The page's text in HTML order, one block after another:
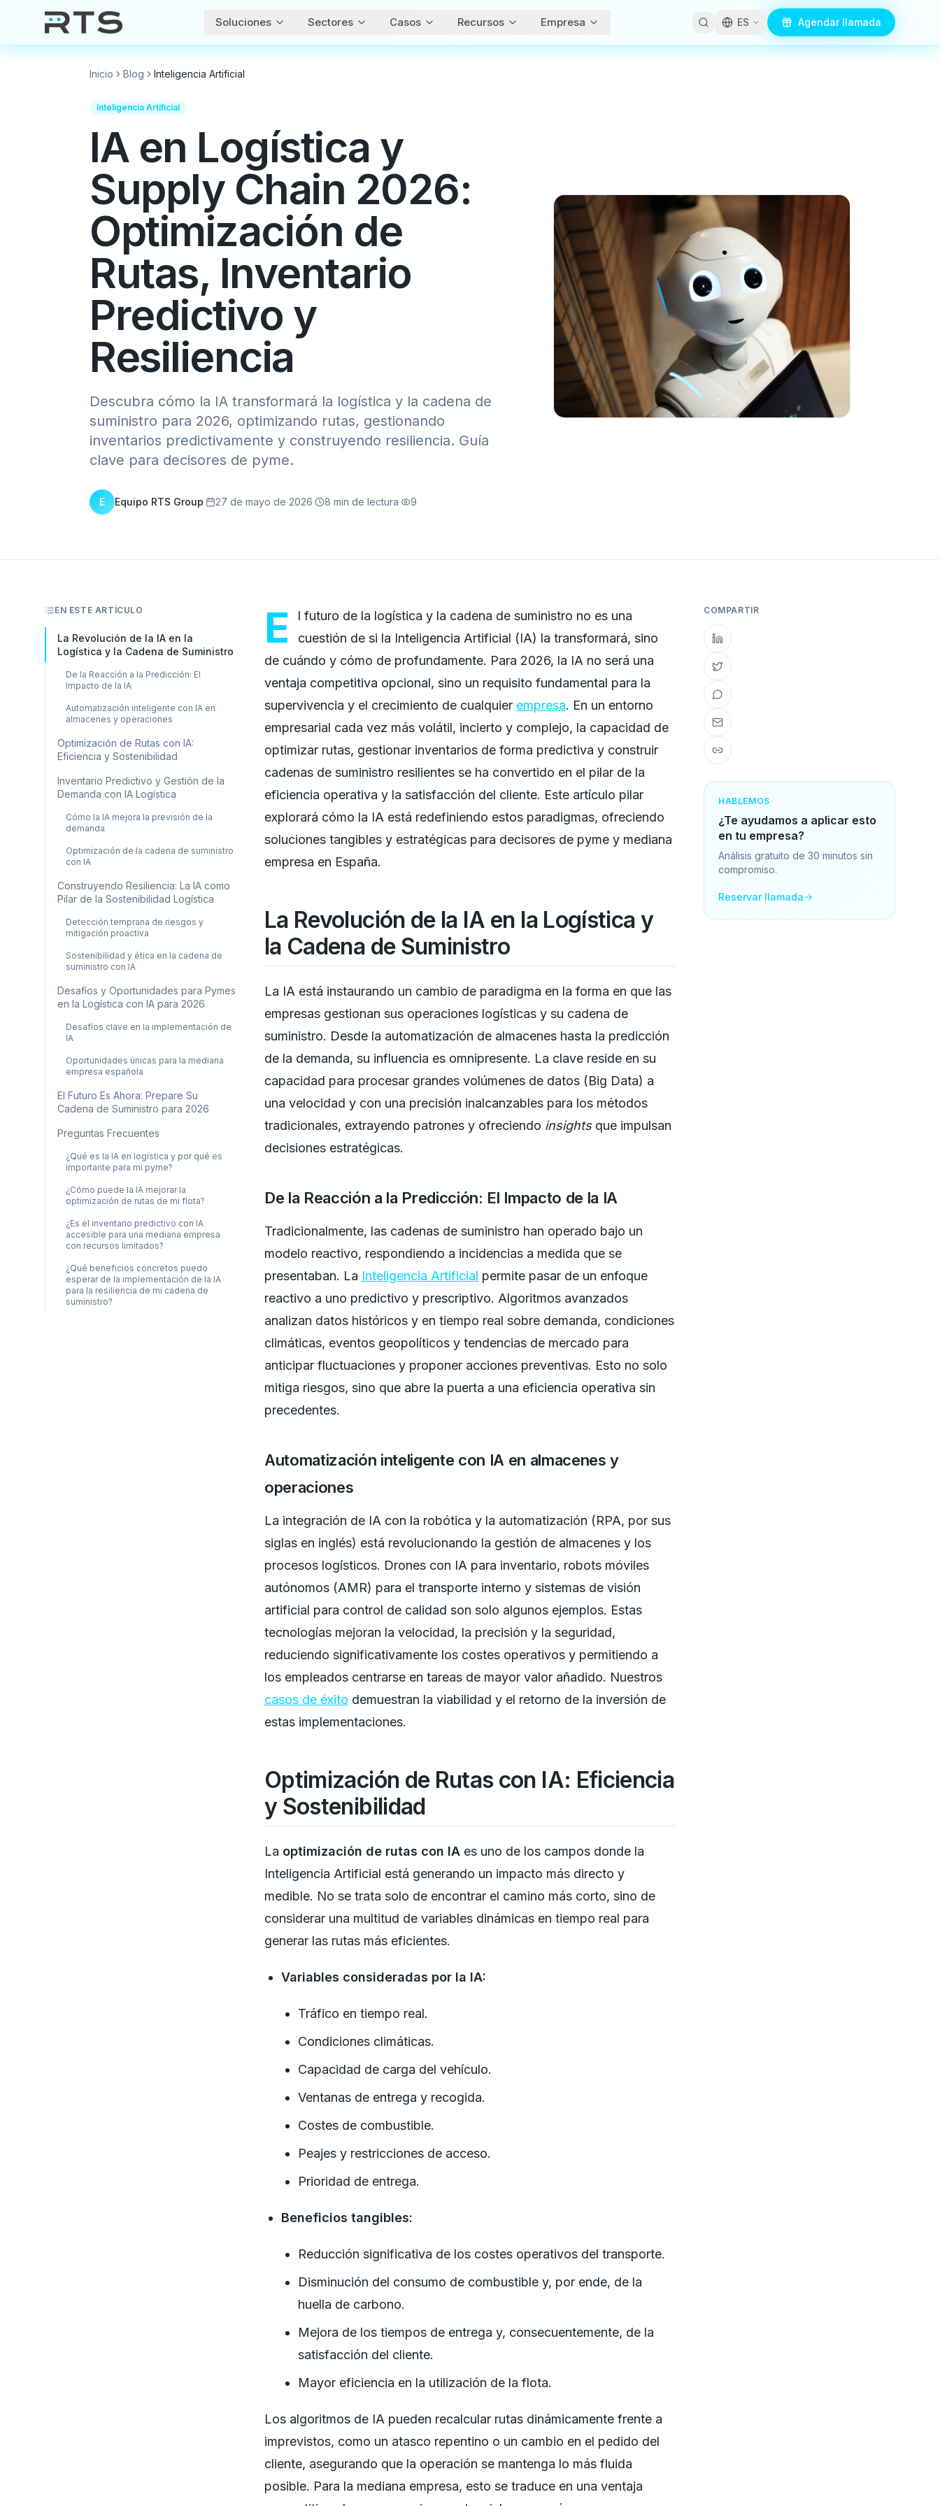
Soluciones Sectores Casos Recursos Empresa ES Agendar llamada
Inicio Blog Inteligencia Artificial
Inteligencia Artificial
IA en Logística y
Supply Chain 2026:
Optimización de
Rutas, Inventario
Predictivo y
Resiliencia
Descubra cómo la IA transformará la logística y la cadena de
suministro para 2026, optimizando rutas, gestionando
inventarios predictivamente y construyendo resiliencia. Guía
clave para decisores de pyme.
E Equipo RTS Group· 27 de mayo de 2026· 8 min de lectura· 9
EN ESTE ARTÍCULO
La Revolución de la IA en la
Logística y la Cadena de Suministro
De la Reacción a la Predicción: El
Impacto de la IA
Automatización inteligente con IA en
almacenes y operaciones
Optimización de Rutas con IA:
Eficiencia y Sostenibilidad
Inventario Predictivo y Gestión de la
Demanda con IA Logística
Cómo la IA mejora la previsión de la
demanda
Optimización de la cadena de suministro
con IA
Construyendo Resiliencia: La IA como
Pilar de la Sostenibilidad Logística
Detección temprana de riesgos y
mitigación proactiva
Sostenibilidad y ética en la cadena de
suministro con IA
Desafíos y Oportunidades para Pymes
en la Logística con IA para 2026
Desafíos clave en la implementación de
IA
Oportunidades únicas para la mediana
empresa española
El Futuro Es Ahora: Prepare Su
Cadena de Suministro para 2026
Preguntas Frecuentes
¿Qué es la IA en logística y por qué es
importante para mi pyme?
¿Cómo puede la IA mejorar la
optimización de rutas de mi flota?
¿Es el inventario predictivo con IA
accesible para una mediana empresa
con recursos limitados?
¿Qué beneficios concretos puedo
esperar de la implementación de la IA
para la resiliencia de mi cadena de
suministro?
E
l futuro de la logística y la cadena de suministro no es una
cuestión de si la Inteligencia Artificial (IA) la transformará, sino
de cuándo y cómo de profundamente. Para 2026, la IA no será una
ventaja competitiva opcional, sino un requisito fundamental para la
supervivencia y el crecimiento de cualquier empresa. En un entorno
empresarial cada vez más volátil, incierto y complejo, la capacidad de
optimizar rutas, gestionar inventarios de forma predictiva y construir
cadenas de suministro resilientes se ha convertido en el pilar de la
eficiencia operativa y la satisfacción del cliente. Este artículo pilar
explorará cómo la IA está redefiniendo estos paradigmas, ofreciendo
soluciones tangibles y estratégicas para decisores de pyme y mediana
empresa en España.
La Revolución de la IA en la Logística y
la Cadena de Suministro
La IA está instaurando un cambio de paradigma en la forma en que las
empresas gestionan sus operaciones logísticas y su cadena de
suministro. Desde la automatización de almacenes hasta la predicción
de la demanda, su influencia es omnipresente. La clave reside en su
capacidad para procesar grandes volúmenes de datos (Big Data) a
una velocidad y con una precisión inalcanzables para los métodos
tradicionales, extrayendo patrones y ofreciendo insightsque impulsan
decisiones estratégicas.
De la Reacción a la Predicción: El Impacto de la IA
Tradicionalmente, las cadenas de suministro han operado bajo un
modelo reactivo, respondiendo a incidencias a medida que se
presentaban. La Inteligencia Artificial permite pasar de un enfoque
reactivo a uno predictivo y prescriptivo. Algoritmos avanzados
analizan datos históricos y en tiempo real sobre demanda, condiciones
climáticas, eventos geopolíticos y tendencias de mercado para
anticipar fluctuaciones y proponer acciones preventivas. Esto no solo
mitiga riesgos, sino que abre la puerta a una eficiencia operativa sin
precedentes.
Automatización inteligente con IA en almacenes y
operaciones
La integración de IA con la robótica y la automatización (RPA, por sus
siglas en inglés) está revolucionando la gestión de almacenes y los
procesos logísticos. Drones con IA para inventario, robots móviles
autónomos (AMR) para el transporte interno y sistemas de visión
artificial para control de calidad son solo algunos ejemplos. Estas
tecnologías mejoran la velocidad, la precisión y la seguridad,
reduciendo significativamente los costes operativos y permitiendo a
los empleados centrarse en tareas de mayor valor añadido. Nuestros
casos de éxito demuestran la viabilidad y el retorno de la inversión de
estas implementaciones.
Optimización de Rutas con IA: Eficiencia
y Sostenibilidad
La optimización de rutas con IAes uno de los campos donde la
Inteligencia Artificial está generando un impacto más directo y
medible. No se trata solo de encontrar el camino más corto, sino de
considerar una multitud de variables dinámicas en tiempo real para
generar las rutas más eficientes.
Variables consideradas por la IA:
Tráfico en tiempo real.
Condiciones climáticas.
Capacidad de carga del vehículo.
Ventanas de entrega y recogida.
Costes de combustible.
Peajes y restricciones de acceso.
Prioridad de entrega.
Beneficios tangibles:
Reducción significativa de los costes operativos del transporte.
Disminución del consumo de combustible y, por ende, de la
huella de carbono.
Mejora de los tiempos de entrega y, consecuentemente, de la
satisfacción del cliente.
Mayor eficiencia en la utilización de la flota.
Los algoritmos de IA pueden recalcular rutas dinámicamente frente a
imprevistos, como un atasco repentino o un cambio en el pedido del
cliente, asegurando que la operación se mantenga lo más fluida
posible. Para la mediana empresa, esto se traduce en una ventaja
COMPARTIR
HABLEMOS
¿Te ayudamos a aplicar esto
en tu empresa?
Análisis gratuito de 30 minutos sin
compromiso.
Reservar llamada